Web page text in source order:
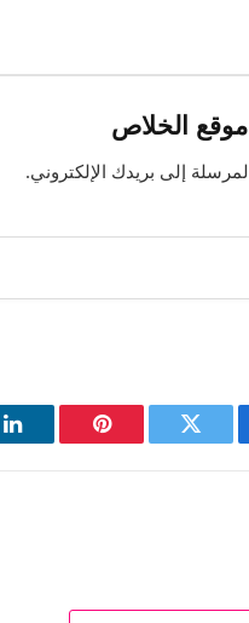
الخلاص
إلى بريدك الإلكتروني.
تويتر بينتيريست